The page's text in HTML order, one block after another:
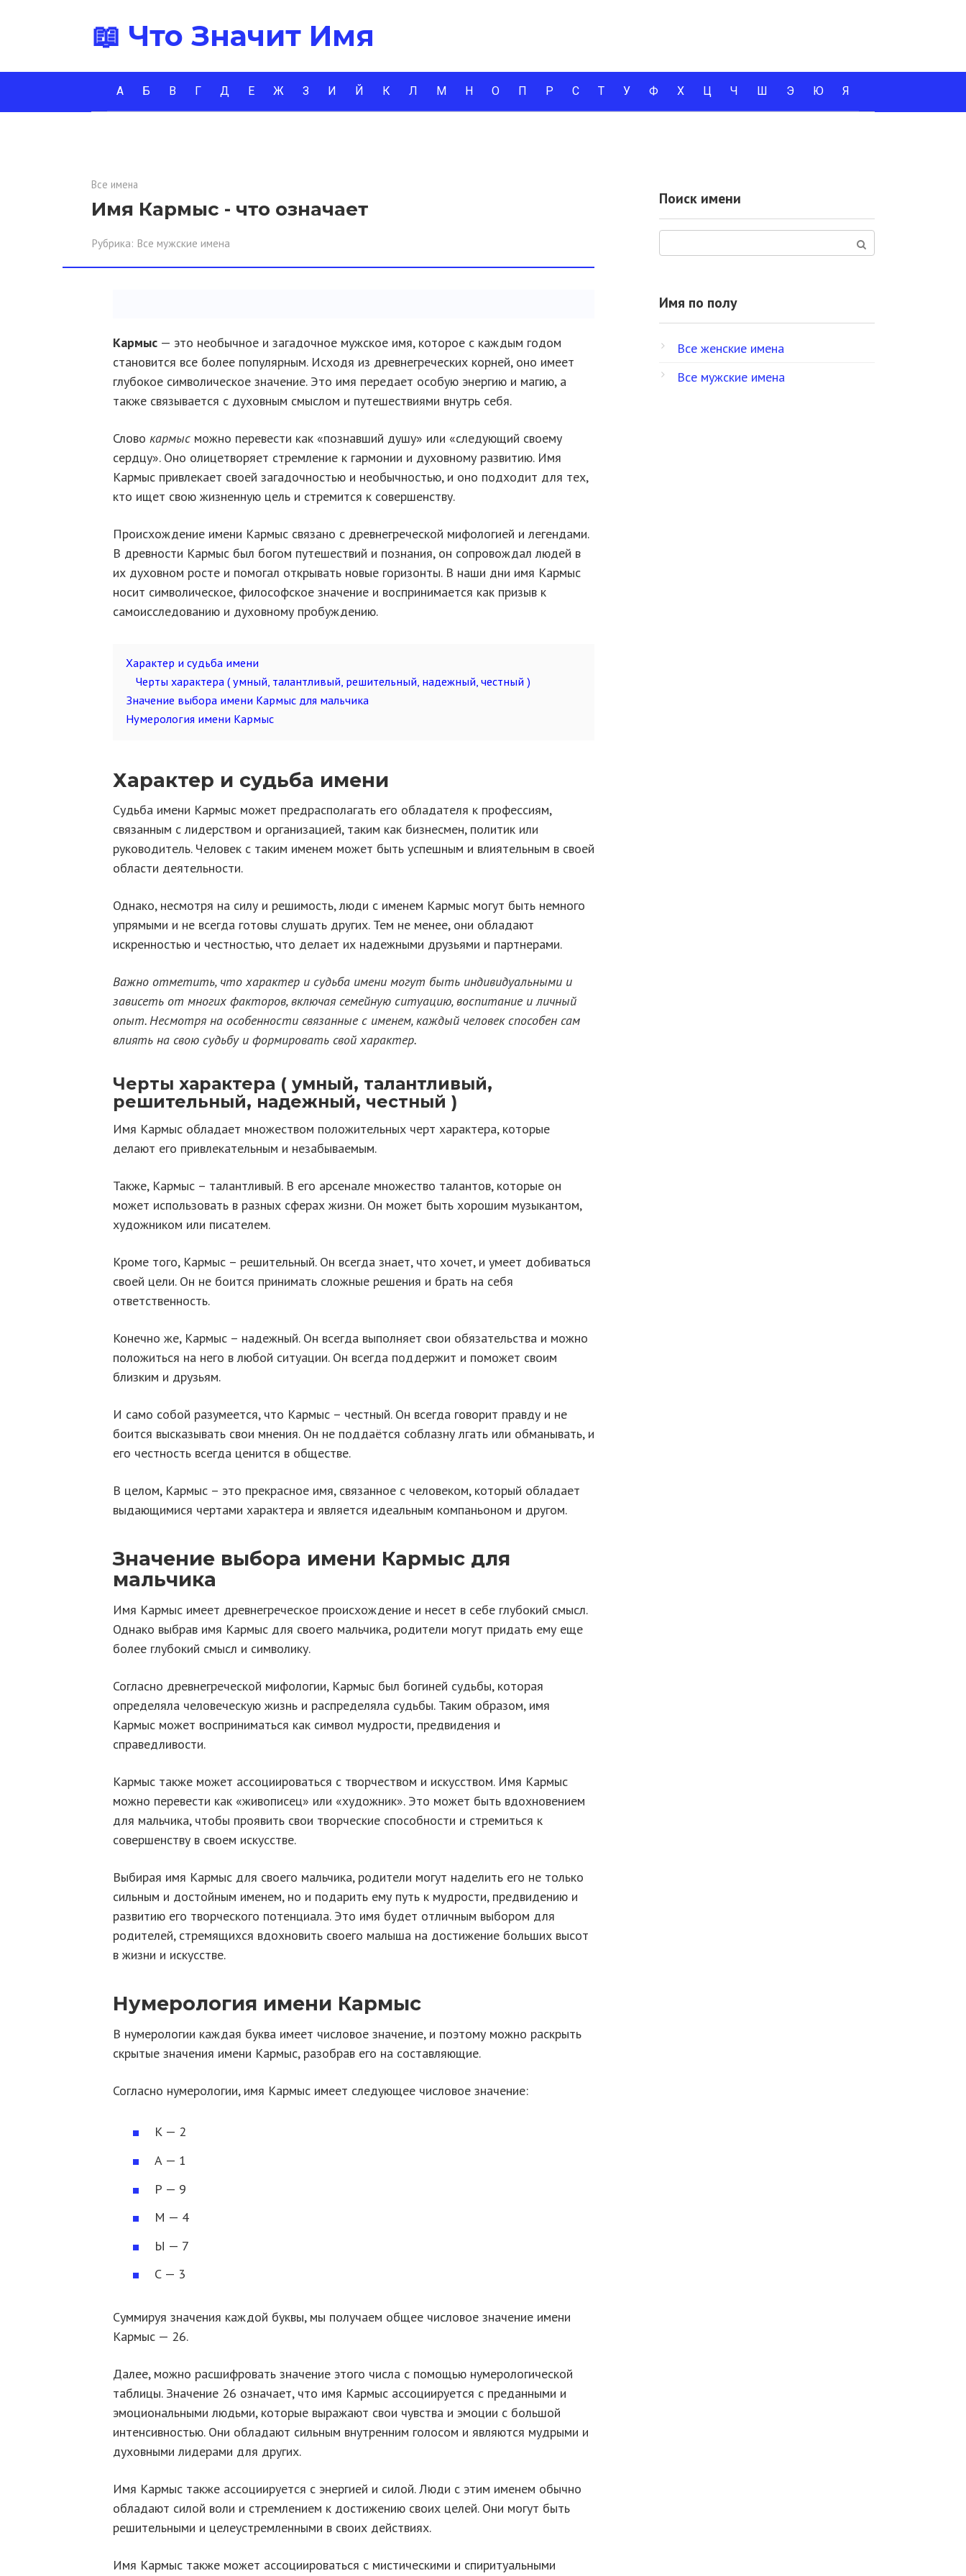
📖 Что Значит Имя
А Б В Г Д Е Ж З И Й К Л М Н О П Р С Т У Ф Х Ц Ч Ш Э Ю Я
Все имена
Имя Кармыс - что означает
Рубрика: Все мужские имена
Кармыс — это необычное и загадочное мужское имя, которое с каждым годом
становится все более популярным. Исходя из древнегреческих корней, оно имеет
глубокое символическое значение. Это имя передает особую энергию и магию, а
также связывается с духовным смыслом и путешествиями внутрь себя.
Слово кармыс можно перевести как «познавший душу» или «следующий своему
сердцу». Оно олицетворяет стремление к гармонии и духовному развитию. Имя
Кармыс привлекает своей загадочностью и необычностью, и оно подходит для тех,
кто ищет свою жизненную цель и стремится к совершенству.
Происхождение имени Кармыс связано с древнегреческой мифологией и легендами.
В древности Кармыс был богом путешествий и познания, он сопровождал людей в
их духовном росте и помогал открывать новые горизонты. В наши дни имя Кармыс
носит символическое, философское значение и воспринимается как призыв к
самоисследованию и духовному пробуждению.
Характер и судьба имени
Черты характера ( умный, талантливый, решительный, надежный, честный )
Значение выбора имени Кармыс для мальчика
Нумерология имени Кармыс
Характер и судьба имени
Судьба имени Кармыс может предрасполагать его обладателя к профессиям,
связанным с лидерством и организацией, таким как бизнесмен, политик или
руководитель. Человек с таким именем может быть успешным и влиятельным в своей
области деятельности.
Однако, несмотря на силу и решимость, люди с именем Кармыс могут быть немного
упрямыми и не всегда готовы слушать других. Тем не менее, они обладают
искренностью и честностью, что делает их надежными друзьями и партнерами.
Важно отметить, что характер и судьба имени могут быть индивидуальными и
зависеть от многих факторов, включая семейную ситуацию, воспитание и личный
опыт. Несмотря на особенности связанные с именем, каждый человек способен сам
влиять на свою судьбу и формировать свой характер.
Черты характера ( умный, талантливый,
решительный, надежный, честный )
Имя Кармыс обладает множеством положительных черт характера, которые
делают его привлекательным и незабываемым.
Также, Кармыс – талантливый. В его арсенале множество талантов, которые он
может использовать в разных сферах жизни. Он может быть хорошим музыкантом,
художником или писателем.
Кроме того, Кармыс – решительный. Он всегда знает, что хочет, и умеет добиваться
своей цели. Он не боится принимать сложные решения и брать на себя
ответственность.
Конечно же, Кармыс – надежный. Он всегда выполняет свои обязательства и можно
положиться на него в любой ситуации. Он всегда поддержит и поможет своим
близким и друзьям.
И само собой разумеется, что Кармыс – честный. Он всегда говорит правду и не
боится высказывать свои мнения. Он не поддаётся соблазну лгать или обманывать, и
его честность всегда ценится в обществе.
В целом, Кармыс – это прекрасное имя, связанное с человеком, который обладает
выдающимися чертами характера и является идеальным компаньоном и другом.
Значение выбора имени Кармыс для
мальчика
Имя Кармыс имеет древнегреческое происхождение и несет в себе глубокий смысл.
Однако выбрав имя Кармыс для своего мальчика, родители могут придать ему еще
более глубокий смысл и символику.
Согласно древнегреческой мифологии, Кармыс был богиней судьбы, которая
определяла человеческую жизнь и распределяла судьбы. Таким образом, имя
Кармыс может восприниматься как символ мудрости, предвидения и
справедливости.
Кармыс также может ассоциироваться с творчеством и искусством. Имя Кармыс
можно перевести как «живописец» или «художник». Это может быть вдохновением
для мальчика, чтобы проявить свои творческие способности и стремиться к
совершенству в своем искусстве.
Выбирая имя Кармыс для своего мальчика, родители могут наделить его не только
сильным и достойным именем, но и подарить ему путь к мудрости, предвидению и
развитию его творческого потенциала. Это имя будет отличным выбором для
родителей, стремящихся вдохновить своего малыша на достижение больших высот
в жизни и искусстве.
Нумерология имени Кармыс
В нумерологии каждая буква имеет числовое значение, и поэтому можно раскрыть
скрытые значения имени Кармыс, разобрав его на составляющие.
Согласно нумерологии, имя Кармыс имеет следующее числовое значение:
К — 2
А — 1
Р — 9
М — 4
Ы — 7
С — 3
Суммируя значения каждой буквы, мы получаем общее числовое значение имени
Кармыс — 26.
Далее, можно расшифровать значение этого числа с помощью нумерологической
таблицы. Значение 26 означает, что имя Кармыс ассоциируется с преданными и
эмоциональными людьми, которые выражают свои чувства и эмоции с большой
интенсивностью. Они обладают сильным внутренним голосом и являются мудрыми и
духовными лидерами для других.
Имя Кармыс также ассоциируется с энергией и силой. Люди с этим именем обычно
обладают силой воли и стремлением к достижению своих целей. Они могут быть
решительными и целеустремленными в своих действиях.
Имя Кармыс также может ассоциироваться с мистическими и спиритуальными
Поиск имени
Имя по полу
Все женские имена
Все мужские имена